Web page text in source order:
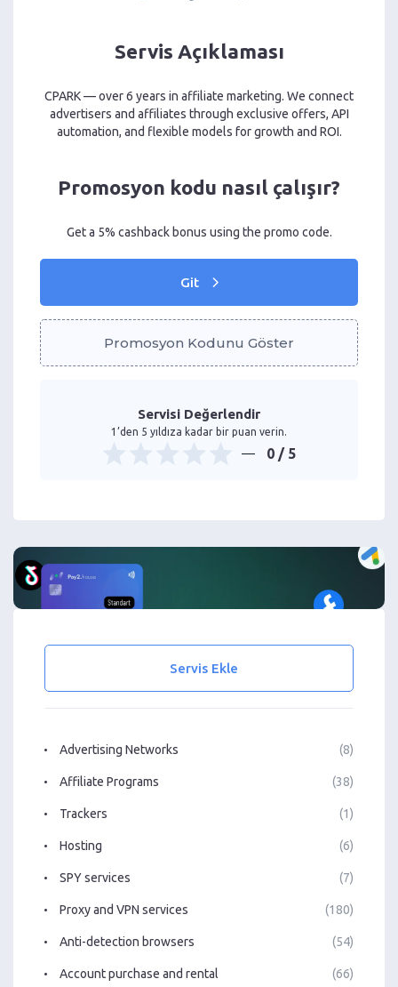
Servis Açıklaması
CPARK — over 6 years in affiliate marketing. We connect
advertisers and affiliates through exclusive offers, API
automation, and flexible models for growth and ROI.
Promosyon kodu nasıl çalışır?
Get a 5% cashback bonus using the promo code.
Git
Promosyon Kodunu Göster
Servisi Değerlendir
1’den 5 yıldıza kadar bir puan verin.
0 / 5
Servis Ekle
Advertising Networks (8)
Affiliate Programs (38)
Trackers (1)
Hosting (6)
SPY services (7)
Proxy and VPN services (180)
Anti-detection browsers (54)
Account purchase and rental (66)